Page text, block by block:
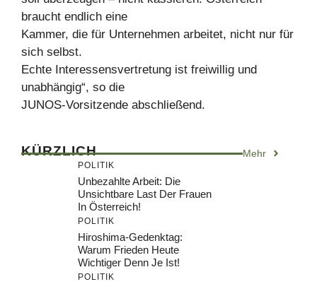
braucht endlich eine
Kammer, die für Unternehmen arbeitet, nicht nur für
sich selbst.
Echte Interessensvertretung ist freiwillig und
unabhängig“, so die
JUNOS-Vorsitzende abschließend.
KÜRZLICH Mehr
POLITIK
Unbezahlte Arbeit: Die
Unsichtbare Last Der Frauen
In Österreich!
POLITIK
Hiroshima-Gedenktag:
Warum Frieden Heute
Wichtiger Denn Je Ist!
POLITIK